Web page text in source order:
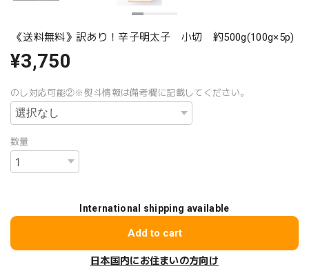
《送料無料》訳あり！辛子明太子 小切 約500g(100g×5p)
¥3,750
のし対応可能②※熨斗情報は備考欄に記載してください。
数量
International shipping available
Add to cart
日本国内にお住まいの方向け